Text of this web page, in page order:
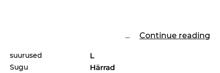
... Continue reading
suurused L
Sugu Härrad